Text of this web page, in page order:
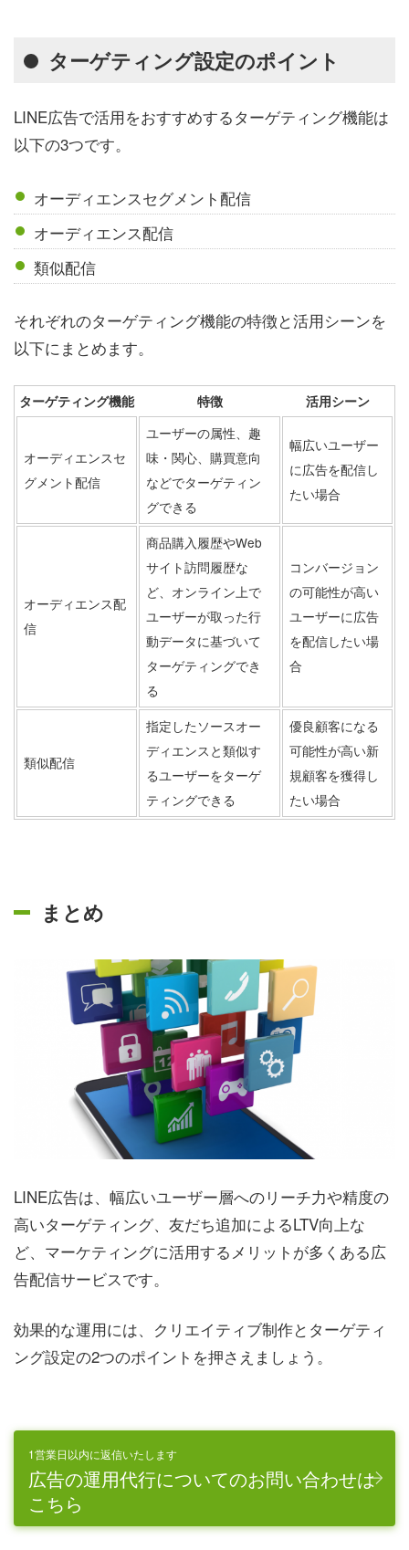
ターゲティング設定のポイント
LINE広告で活用をおすすめするターゲティング機能は
以下の3つです。
オーディエンスセグメント配信
オーディエンス配信
類似配信
それぞれのターゲティング機能の特徴と活用シーンを
以下にまとめます。
ターゲティング機能 特徴 活用シーン
オーディエンスセ
グメント配信
ユーザーの属性、趣
味・関心、購買意向
などでターゲティン
グできる
幅広いユーザー
に広告を配信し
たい場合
オーディエンス配
信
商品購入履歴やWeb
サイト訪問履歴な
ど、オンライン上で
ユーザーが取った行
動データに基づいて
ターゲティングでき
る
コンバージョン
の可能性が高い
ユーザーに広告
を配信したい場
合
類似配信
指定したソースオー
ディエンスと類似す
るユーザーをターゲ
ティングできる
優良顧客になる
可能性が高い新
規顧客を獲得し
たい場合
まとめ
LINE広告は、幅広いユーザー層へのリーチ力や精度の
高いターゲティング、友だち追加によるLTV向上な
ど、マーケティングに活用するメリットが多くある広
告配信サービスです。
効果的な運用には、クリエイティブ制作とターゲティ
ング設定の2つのポイントを押さえましょう。
1営業日以内に返信いたします
広告の運用代行についてのお問い合わせは
こちら